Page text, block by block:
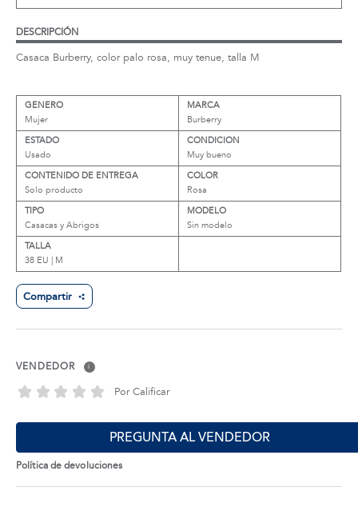
DESCRIPCIÓN
Casaca Burberry, color palo rosa, muy tenue, talla M
GENERO
Mujer
MARCA
Burberry
ESTADO
Usado
CONDICION
Muy bueno
CONTENIDO DE ENTREGA
Solo producto
COLOR
Rosa
TIPO
Casacas y Abrigos
MODELO
Sin modelo
TALLA
38 EU | M
Compartir
VENDEDOR i
Por Calificar
PREGUNTA AL VENDEDOR
Política de devoluciones